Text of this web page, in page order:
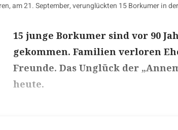
am 21. September, verunglückten 15 Borkumer in
15 junge Borkumer sind vor 90
gekommen. Familien verloren
Freunde. Das Unglück der
heute.